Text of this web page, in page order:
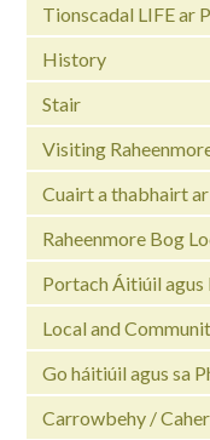
Tionscadal LIFE ar
History
Stair
Visiting
Cuairt a thabhairt
Raheenmore Bog
Portach Áitiúil
Local and
Go háitiúil agus sa
Carrowbehy /